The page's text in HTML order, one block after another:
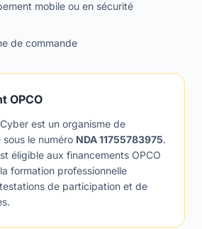
mobile ou en sécurité
de commande
OPCO
est un organisme de
le numéro NDA11755783975.
éligible aux financements OPCO
formation professionnelle
de participation et de